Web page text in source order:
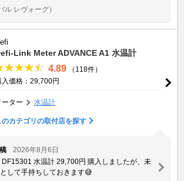
ル レヴォーグ）
Link Meter ADVANCE A1 水温計
4.89
（118件）
入価格：29,700円
ーター 水温計
のカテゴリの取付店を探す
2026年8月6日
DF15301 水温計 29,700円 購入しましたが、未
して手持ちしておきます😅